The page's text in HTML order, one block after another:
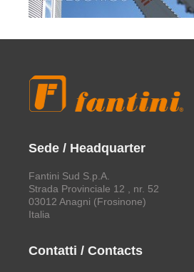
Sede / Headquarter
Fantini Sud S.p.A.
Strada Provinciale 12 , nr. 52
03012 Anagni (Frosinone)
Italia
Contatti / Contacts